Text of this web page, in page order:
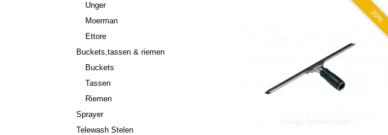
Unger
Moerman
Ettore
Buckets,tassen & riemen
Buckets
Tassen
Riemen
Sprayer
Telewash Stelen
20%